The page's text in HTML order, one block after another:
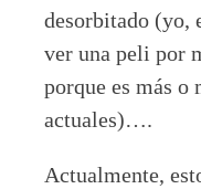
desorbitado (yo,
ver una peli por
porque es más o
actuales)….
Actualmente,